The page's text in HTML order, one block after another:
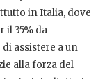
in Italia, dove
il 35% da
assistere a un
alla forza del